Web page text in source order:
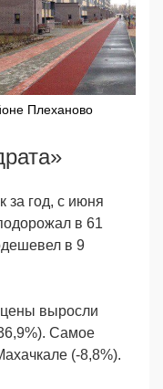
Плеханово
за год, с июня
в 61
в 9
цены выросли
Самое
(-8,8%).